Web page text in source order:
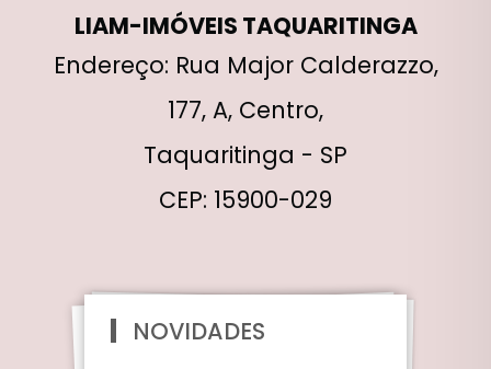
LIAM-IMÓVEIS TAQUARITINGA
Endereço: Rua Major Calderazzo,
177, A, Centro,
Taquaritinga - SP
CEP: 15900-029
NOVIDADES